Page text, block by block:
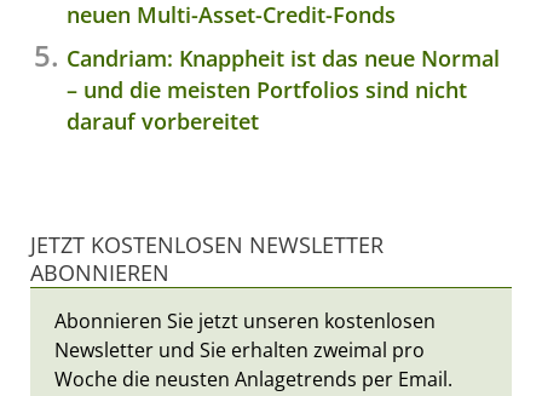
neuen Multi-Asset-Credit-Fonds
Candriam: Knappheit ist das neue Normal
– und die meisten Portfolios sind nicht
darauf vorbereitet
JETZT KOSTENLOSEN NEWSLETTER
ABONNIEREN
Abonnieren Sie jetzt unseren kostenlosen
Newsletter und Sie erhalten zweimal pro
Woche die neusten Anlagetrends per Email.